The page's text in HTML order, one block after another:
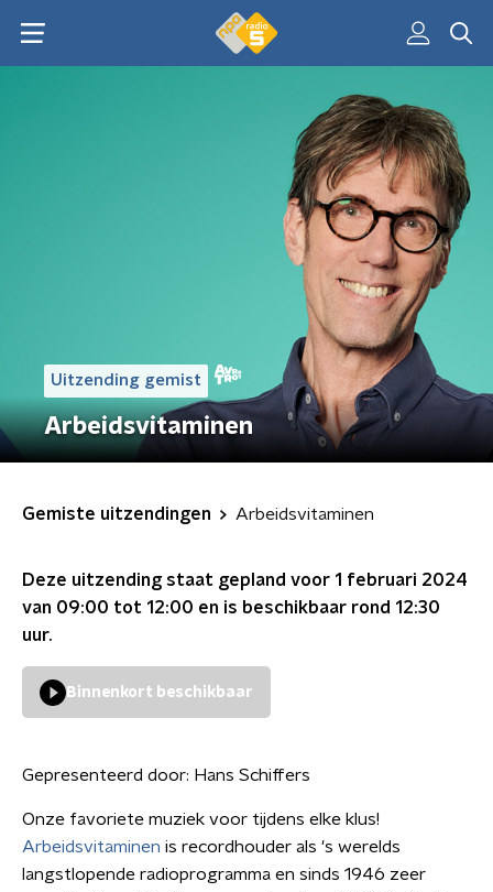
Uitzending gemist
Arbeidsvitaminen
Gemiste uitzendingen Arbeidsvitaminen
Deze uitzending staat gepland voor 1 februari 2024
van 09:00 tot 12:00 en is beschikbaar rond 12:30
uur.
Binnenkort beschikbaar
Gepresenteerd door: Hans Schiffers
Onze favoriete muziek voor tijdens elke klus!
Arbeidsvitaminen is recordhouder als 's werelds
langstlopende radioprogramma en sinds 1946 zeer